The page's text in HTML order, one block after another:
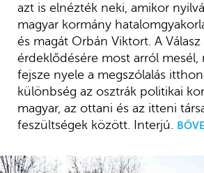
azt is elnézték neki, amikor
magyar kormány
és magát Orbán Viktort. A
érdeklődésére most arról mesél,
fejsze nyele a megszólalás
különbség az osztrák politikai
magyar, az ottani és az itteni
feszültségek között. Interjú.